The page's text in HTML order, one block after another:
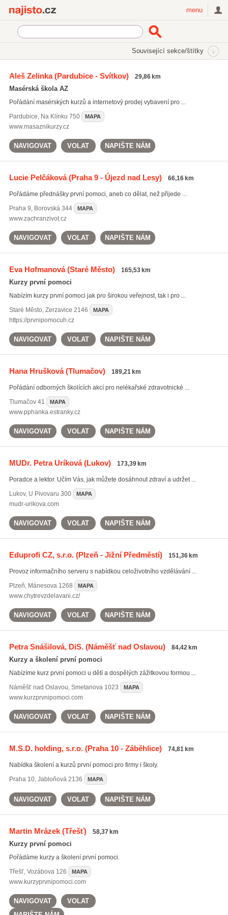
menu
Související sekce/štítky
Aleš Zelinka(Pardubice - Svítkov) 29,86 km
Masérská škola AZ
Pořádání masérských kurzů a internetový prodej vybavení pro ...
Pardubice, Na Klínku 750 MAPA
www.masaznikurzy.cz
NAVIGOVAT VOLAT NAPIŠTE NÁM
Lucie Pelčáková(Praha 9 - Újezd nad Lesy) 66,16 km
Pořádáme přednášky první pomoci, aneb co dělat, než přijede ...
Praha 9, Borovská 344 MAPA
www.zachranzivot.cz
NAVIGOVAT VOLAT NAPIŠTE NÁM
Eva Hofmanová(Staré Město) 165,53 km
Kurzy první pomoci
Nabízím kurzy první pomoci jak pro širokou veřejnost, tak i pro ...
Staré Město, Zerzavice 2146 MAPA
https://prvnipomocuh.cz
NAVIGOVAT VOLAT NAPIŠTE NÁM
Hana Hrušková(Tlumačov) 189,21 km
Pořádání odborných školících akcí pro nelékařské zdravotnické ...
Tlumačov41 MAPA
www.pphanka.estranky.cz
NAVIGOVAT VOLAT NAPIŠTE NÁM
MUDr. Petra Uríková(Lukov) 173,39 km
Poradce a lektor. Učím Vás, jak můžete dosáhnout zdraví a udržet ...
Lukov, U Pivovaru 300 MAPA
mudr-urikova.com
NAVIGOVAT VOLAT NAPIŠTE NÁM
Eduprofi CZ, s.r.o.(Plzeň - Jižní Předměstí) 151,36 km
Provoz informačního serveru s nabídkou celoživotního vzdělávání ...
Plzeň, Mánesova 1268 MAPA
www.chytrevzdelavani.cz/
NAVIGOVAT VOLAT NAPIŠTE NÁM
Petra Snášilová, DiS.(Náměšť nad Oslavou) 84,42 km
Kurzy a školení první pomoci
Nabízíme kurz první pomoci u dětí a dospělých zážitkovou formou ...
Náměšť nad Oslavou, Smetanova 1023 MAPA
www.kurzprvnipomoci.com
NAVIGOVAT VOLAT NAPIŠTE NÁM
M.S.D. holding, s.r.o.(Praha 10 - Záběhlice) 74,81 km
Nabídka školení a kurzů první pomoci pro firmy i školy.
Praha 10, Jabloňová 2136 MAPA
NAVIGOVAT VOLAT NAPIŠTE NÁM
Martin Mrázek(Třešť) 58,37 km
Kurzy první pomoci
Pořádáme kurzy a školení první pomoci.
Třešť, Vozábova 126 MAPA
www.kurzyprvnipomoci.com
NAVIGOVAT
VOLAT